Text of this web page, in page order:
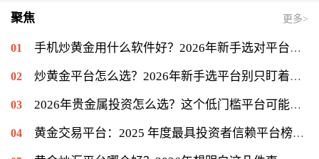
聚焦 更多>
手机炒黄金用什么软件好？2026年新手选对平台只是第一步
炒黄金平台怎么选？2026年新手选平台别只盯着低点差
2026年贵金属投资怎么选？这个低门槛平台可能值得你一试
黄金交易平台：2025 年度最具投资者信赖平台榜单揭晓，金盛贵金属位列信赖榜第一